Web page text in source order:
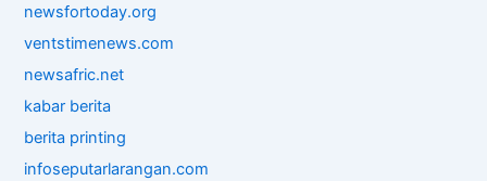
newsfortoday.org
ventstimenews.com
newsafric.net
kabar berita
berita printing
infoseputarlarangan.com